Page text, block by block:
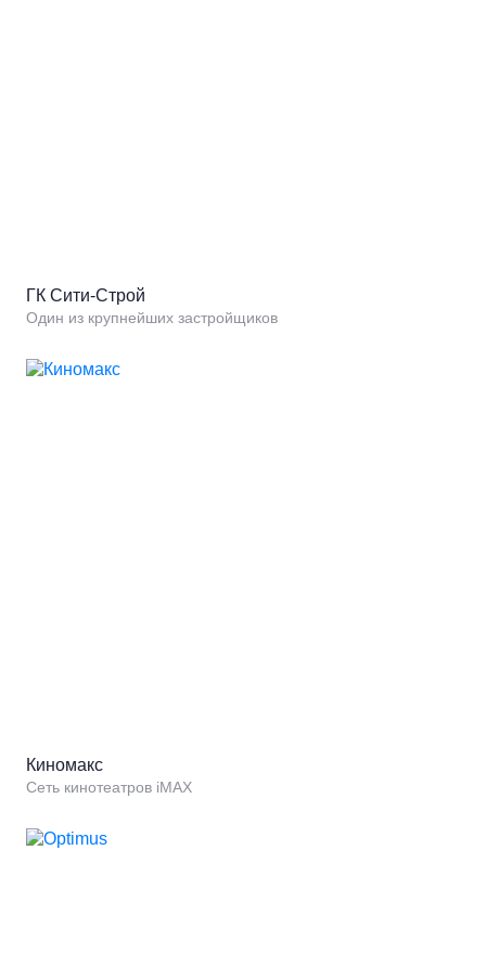
ГК Сити-Строй
Один из крупнейших застройщиков
Киномакс
Сеть кинотеатров iMAX